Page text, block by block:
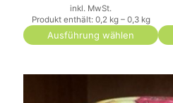
inkl. MwSt.
Produkt enthält: 0,2 kg– 0,3 kg
Ausführung wählen
weist